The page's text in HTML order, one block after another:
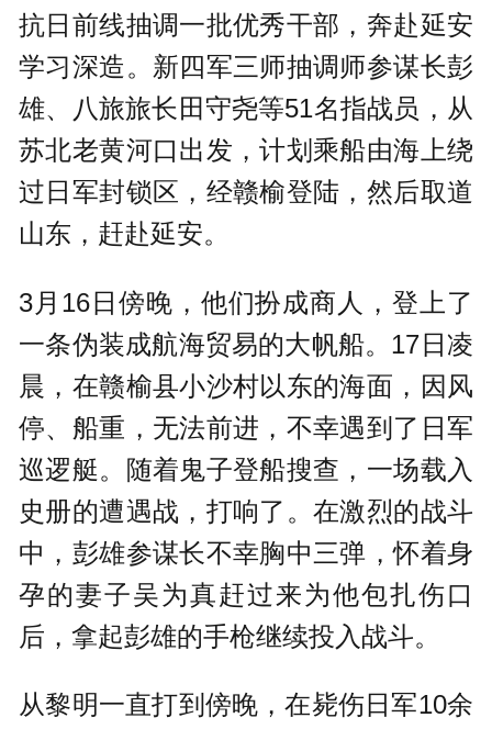
抗日前线抽调一批优秀干部，奔赴延安
学习深造。新四军三师抽调师参谋长彭
雄、八旅旅长田守尧等51名指战员，从
苏北老黄河口出发，计划乘船由海上绕
过日军封锁区，经赣榆登陆，然后取道
山东，赶赴延安。
3月16日傍晚，他们扮成商人，登上了
一条伪装成航海贸易的大帆船。17日凌
晨，在赣榆县小沙村以东的海面，因风
停、船重，无法前进，不幸遇到了日军
巡逻艇。随着鬼子登船搜查，一场载入
史册的遭遇战，打响了。在激烈的战斗
中，彭雄参谋长不幸胸中三弹，怀着身
孕的妻子吴为真赶过来为他包扎伤口
后，拿起彭雄的手枪继续投入战斗。
从黎明一直打到傍晚，在毙伤日军10余